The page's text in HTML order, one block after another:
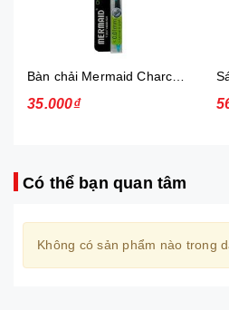
Bàn chải Mermaid Charcoal Gold
35.000₫
Có thể bạn quan tâm
Không có sản phẩm nào trong